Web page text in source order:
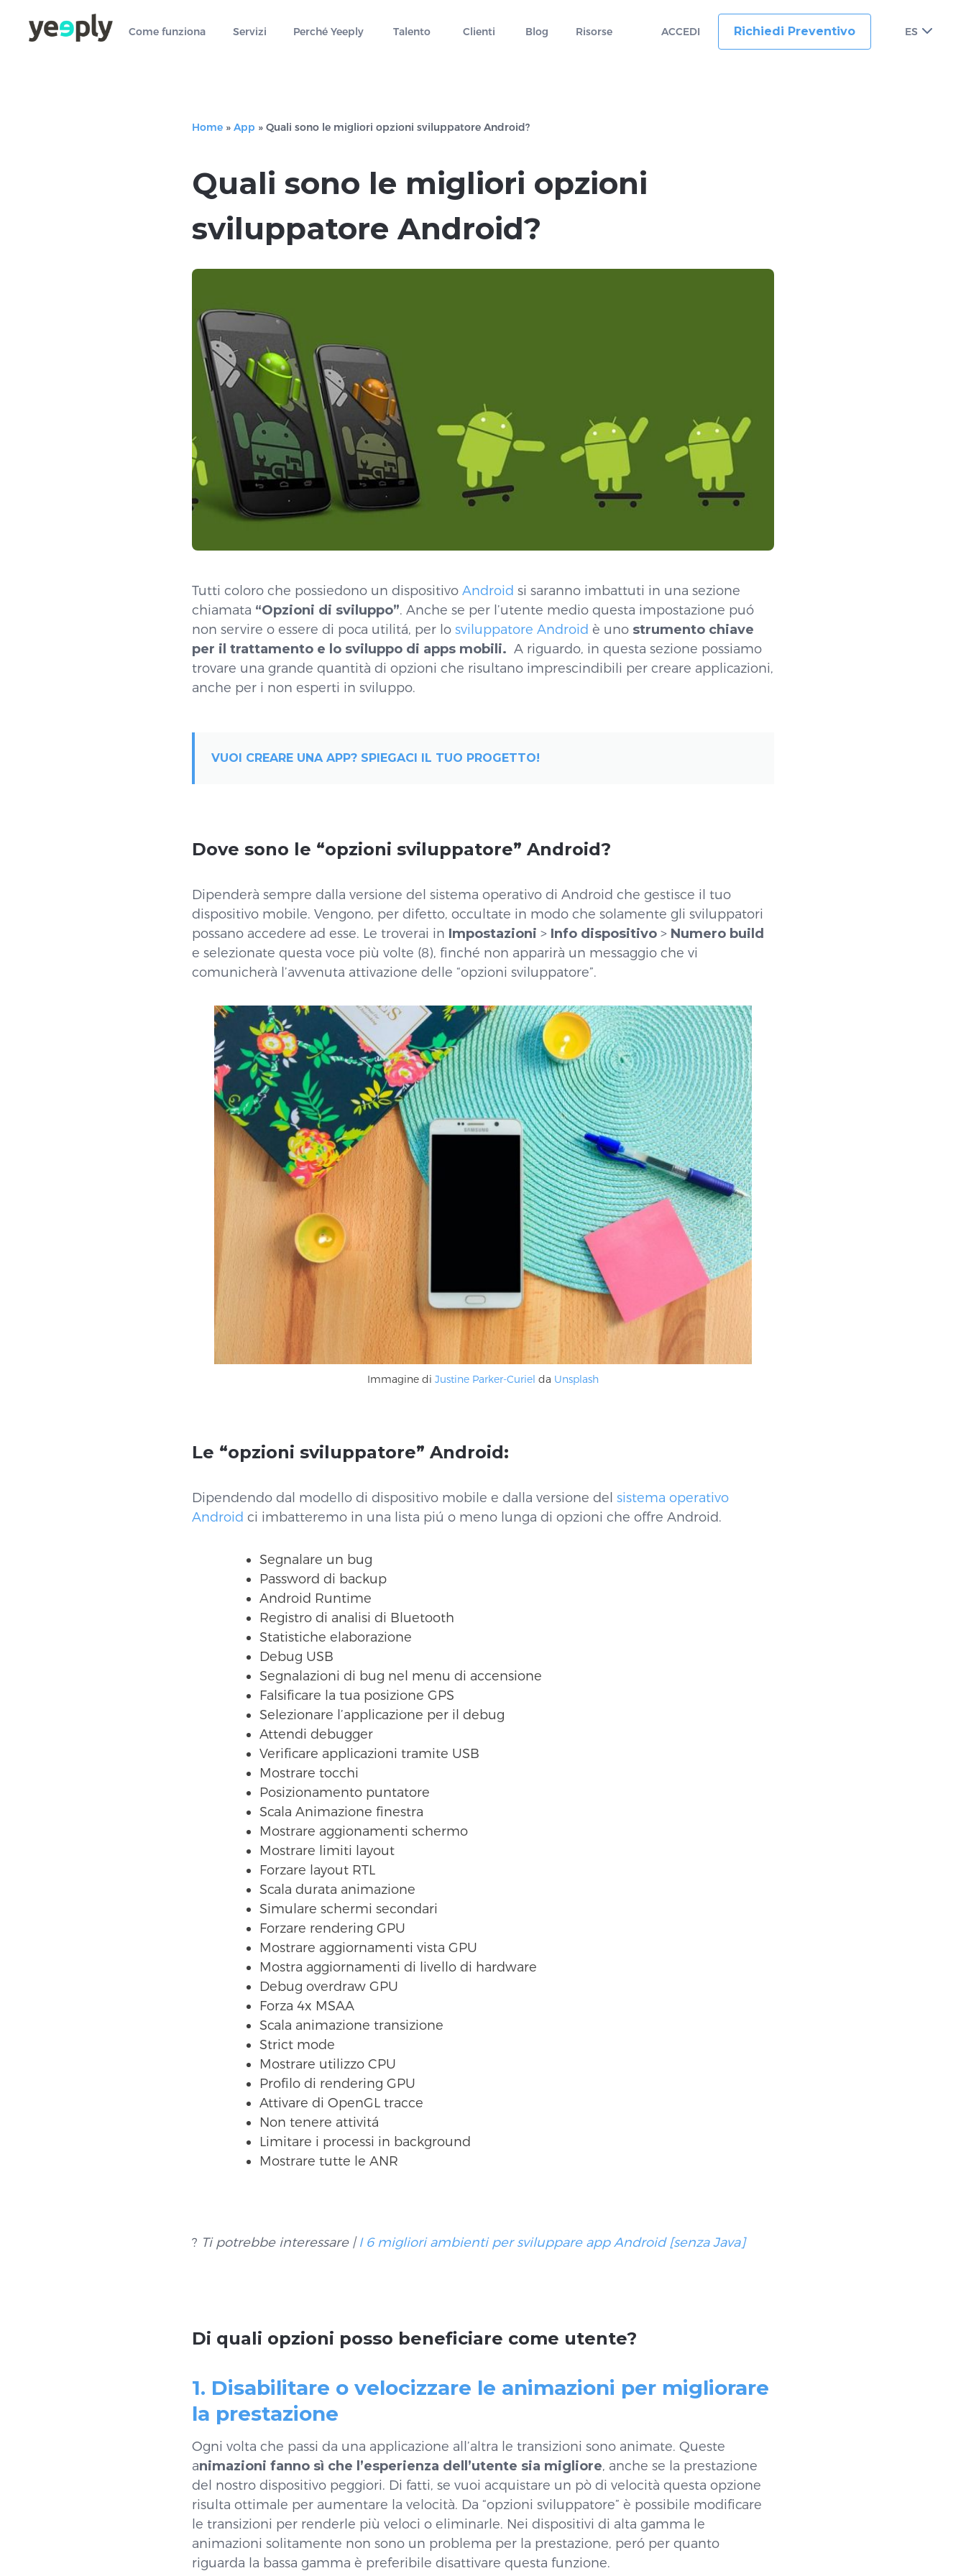
Come funziona Servizi Perché Yeeply Talento Clienti Blog Risorse ACCEDI Richiedi Preventivo ES
Home » App » Quali sono le migliori opzioni sviluppatore Android?
Quali sono le migliori opzioni
sviluppatore Android?
Tutti coloro che possiedono un dispositivo Android si saranno imbattuti in una sezione
chiamata “Opzioni di sviluppo”. Anche se per l’utente medio questa impostazione puó
non servire o essere di poca utilitá, per lo sviluppatore Android è uno strumento chiave
per il trattamento e lo sviluppo di apps mobili. A riguardo, in questa sezione possiamo
trovare una grande quantità di opzioni che risultano imprescindibili per creare applicazioni,
anche per i non esperti in sviluppo.
VUOI CREARE UNA APP? SPIEGACI IL TUO PROGETTO!
Dove sono le “opzioni sviluppatore” Android?
Dipenderà sempre dalla versione del sistema operativo di Android che gestisce il tuo
dispositivo mobile. Vengono, per difetto, occultate in modo che solamente gli sviluppatori
possano accedere ad esse. Le troverai in Impostazioni > Info dispositivo > Numero build
e selezionate questa voce più volte (8), finché non apparirà un messaggio che vi
comunicherà l’avvenuta attivazione delle “opzioni sviluppatore”.
Immagine di Justine Parker-Curiel da Unsplash
Le “opzioni sviluppatore” Android:
Dipendendo dal modello di dispositivo mobile e dalla versione del sistema operativo
Android ci imbatteremo in una lista piú o meno lunga di opzioni che offre Android.
Segnalare un bug
Password di backup
Android Runtime
Registro di analisi di Bluetooth
Statistiche elaborazione
Debug USB
Segnalazioni di bug nel menu di accensione
Falsificare la tua posizione GPS
Selezionare l’applicazione per il debug
Attendi debugger
Verificare applicazioni tramite USB
Mostrare tocchi
Posizionamento puntatore
Scala Animazione finestra
Mostrare aggionamenti schermo
Mostrare limiti layout
Forzare layout RTL
Scala durata animazione
Simulare schermi secondari
Forzare rendering GPU
Mostrare aggiornamenti vista GPU
Mostra aggiornamenti di livello di hardware
Debug overdraw GPU
Forza 4x MSAA
Scala animazione transizione
Strict mode
Mostrare utilizzo CPU
Profilo di rendering GPU
Attivare di OpenGL tracce
Non tenere attivitá
Limitare i processi in background
Mostrare tutte le ANR
? Ti potrebbe interessare |I 6 migliori ambienti per sviluppare app Android [senza Java]
Di quali opzioni posso beneficiare come utente?
1. Disabilitare o velocizzare le animazioni per migliorare
la prestazione
Ogni volta che passi da una applicazione all’altra le transizioni sono animate. Queste
animazioni fanno sì che l’esperienza dell’utente sia migliore, anche se la prestazione
del nostro dispositivo peggiori. Di fatti, se vuoi acquistare un pò di velocità questa opzione
risulta ottimale per aumentare la velocità. Da “opzioni sviluppatore” è possibile modificare
le transizioni per renderle più veloci o eliminarle. Nei dispositivi di alta gamma le
animazioni solitamente non sono un problema per la prestazione, peró per quanto
riguarda la bassa gamma è preferibile disattivare questa funzione.